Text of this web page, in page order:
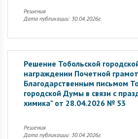
Решения
Дата публикации: 30.04.2026г.
Решение Тобольской
награждении Почетной
Благодарственным письмом
городской Думы в связи с
химика" от 28.04.2026 № 53
Решения
Дата публикации: 30.04.2026г.